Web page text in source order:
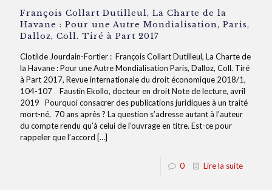
François Collart Dutilleul, La Charte de la
Havane : Pour une Autre Mondialisation, Paris,
Dalloz, Coll. Tiré à Part 2017
Clotilde Jourdain-Fortier : François Collart Dutilleul, La Charte de
la Havane : Pour une Autre Mondialisation Paris, Dalloz, Coll. Tiré
à Part 2017, Revue internationale du droit économique 2018/1,
104-107 Faustin Ekollo, docteur en droit Note de lecture, avril
2019 Pourquoi consacrer des publications juridiques à un traité
mort-né, 70 ans après ? La question s’adresse autant à l’auteur
du compte rendu qu’à celui de l’ouvrage en titre. Est-ce pour
rappeler que l’accord […]
0 Lire la suite